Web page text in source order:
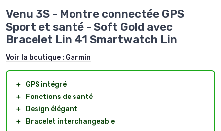
Venu 3S - Montre connectée GPS
Sport et santé - Soft Gold avec
Bracelet Lin 41 Smartwatch Lin
Voir la boutique : Garmin
＋
GPS intégré
＋
Fonctions de santé
＋
Design élégant
＋
Bracelet interchangeable